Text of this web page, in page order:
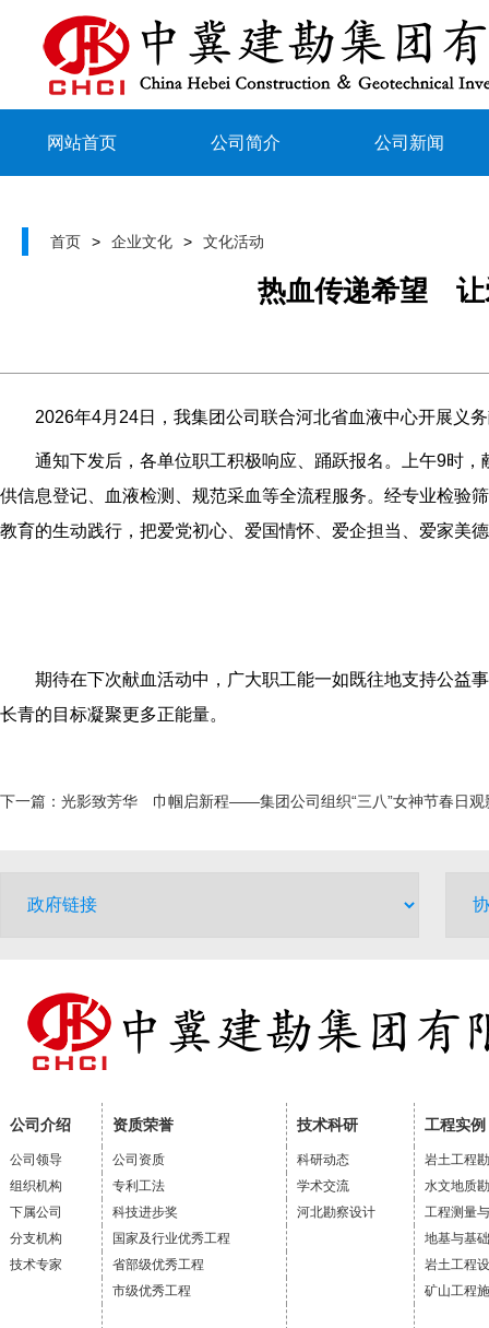
网站首页 公司简介 公司新闻
首页 > 企业文化 > 文化活动
热血传递希望 让
2026年4月24日，我集团公司联合河北省血液中心开展义务
通知下发后，各单位职工积极响应、踊跃报名。上午9时，
供信息登记、血液检测、规范采血等全流程服务。经专业检验
教育的生动践行，把爱党初心、爱国情怀、爱企担当、爱家美
期待在下次献血活动中，广大职工能一如既往地支持公益事
长青的目标凝聚更多正能量。​
下一篇： 光影致芳华 巾帼启新程——集团公司组织“三八”女神节春日观
公司介绍 资质荣誉 技术科研 工程实例
公司领导 公司资质 科研动态
岩土工程
组织机构
专利工法 学术交流
水文地质
下属公司
科技进步奖 河北勘察设计
工程测量
分支机构
国家及行业优秀工程
地基与基
技术专家
省部级优秀工程
岩土工程
市级优秀工程
矿山工程